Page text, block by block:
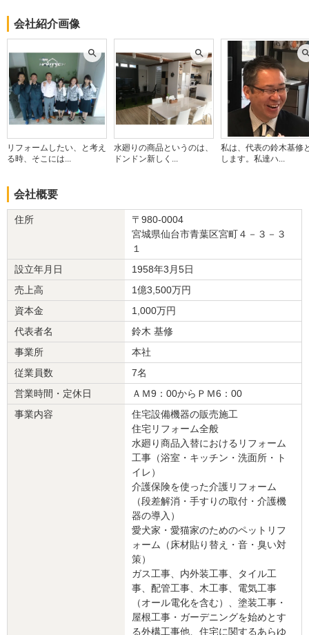
をたくさんいただき、信頼できると感じたのでお願いした。
リフォーム会社からの返答
この度は数ある会社の中から弊社をお選びいただき、誠にありがと
うございました。無事にリフォームが完了し、ご満足いただけたこ
とをスタッフ一同大変嬉しく思っております。
初回の商談から「信頼できる」と感じていただき、親身な提案や追
加工事への対応にも感謝のお言葉をいただけて光栄です。リフォー
ム中はお住まいになりながらの工事でご不便もあったかと思います
た。
また、大工たちとお子様との心温まるエピソードを教えてくださり
ありがとうございます。現場での挨拶やマナーは特に大切にしてお
りますので、感じが良かったと言っていただけて職人たちも大変喜
新しくなったお住まいで、ご家族皆様が快適に過ごせることを心よ
り願っております。今後とも末永いお付き合いをよろしくお願いい
たします。
建物のタイプ
リフォーム箇所
洗面所・脱衣所、
価格
： 5,470,000円
施工地
築年数
工事完了日
： 2025年1月31日
『素早い返信・連絡』が良かった（60代/女性）
4
親から築48年の家を相続したのですが、私のではなく主人の家にし
たくてリフォームしました。あまり乗り気ではない主人をおいて進
めると、どの業者様も主人に会いたがりましたが、私の家で私がリ
フォームすると話してもこちらの会社が一番熱心にお話をしてくれ
不安なことや知りたいこともSNSでいつも対応して頂き、急ぎはす
ぐに電話してくれる熱い社長さんです。
職人さん達も優しく暖かい方ばかりでした。築48年なのでアクシデ
ントがありますが、その都度説明があり適切な対応で
寒くて不便な家がお風呂が広く暖かい家に変わり、主人が喜んでい
会社紹介画像
リフォームしたい、と考え
る時、そこには...
水廻りの商品というのは、
ドンドン新しく...
私は、代表の鈴木基修
します。私達ハ...
会社概要
住所
〒980-0004
宮城県仙台市青葉区宮町４－３－３
１
設立年月日
1958年3月5日
売上高
1億3,500万円
資本金
1,000万円
代表者名
鈴木 基修
事業所
本社
従業員数
7名
営業時間・定休日
ＡＭ9：00からＰＭ6：00
事業内容
住宅設備機器の販売施工
住宅リフォーム全般
水廻り商品入替におけるリフォーム
工事（浴室・キッチン・洗面所・ト
イレ）
介護保険を使った介護リフォーム
（段差解消・手すりの取付・介護機
器の導入）
愛犬家・愛猫家のためのペットリフ
ォーム（床材貼り替え・音・臭い対
策）
ガス工事、内外装工事、タイル工
事、配管工事、木工事、電気工事
（オール電化を含む）、塗装工事・
屋根工事・ガーデニングを始めとす
る外構工事他、住宅に関するあらゆ